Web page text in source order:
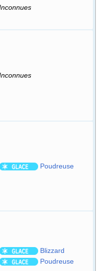
Poudreuse
Blizzard
Poudreuse